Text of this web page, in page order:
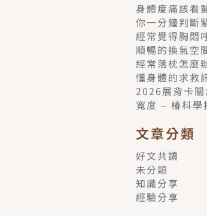
身體痠痛該看
你一分鐘判斷
經常覺得胸悶
順暢的換氣空
經常落枕怎麼
懂身體的求救
2026展背卡
寬度 – 椿科學
文章分類
好文共讀
未分類
知識分享
經驗分享